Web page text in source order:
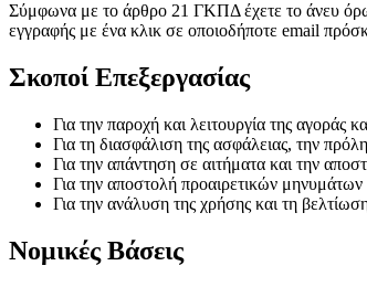
Σύμφωνα με το άρθρο 21 ΓΚΠΔ έχετε το άνευ
εγγραφής με ένα κλικ σε οποιοδήποτε email
Σκοποί Επεξεργασίας
Για την παροχή και λειτουργία της αγοράς
Για τη διασφάλιση της ασφάλειας, την
Για την απάντηση σε αιτήματα και την
Για την αποστολή προαιρετικών μηνυμάτων
Για την ανάλυση της χρήσης και τη
Νομικές Βάσεις